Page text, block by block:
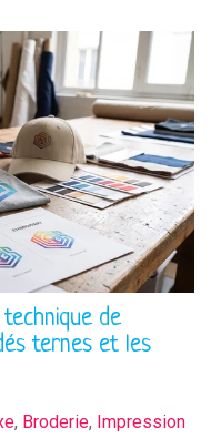
de
ternes et les
, Broderie, Impression